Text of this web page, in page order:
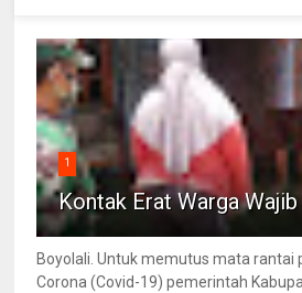
1
Kontak Erat Warga
Boyolali. Untuk memutus mata rantai
Corona (Covid-19) pemerintah